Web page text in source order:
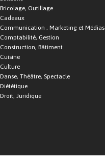
Bricolage, Outillage
Cadeaux
Communication , Marketing et Médias
Comptabilité, Gestion
Construction, Bâtiment
Cuisine
Culture
Danse, Théâtre, Spectacle
Diététique
Droit, Juridique